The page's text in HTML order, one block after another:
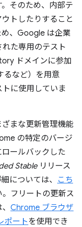
そのため、内部テ
トしたりすること
、Google は企業
た専用のテスト
ドメインに参加
るなど）を用意
に使用していま
まな更新管理機能
の特定のバージ
ールバックした
Stableリリース
については、 こち
フリートの更新ス
Chrome ブラウザ
ポートを使用でき